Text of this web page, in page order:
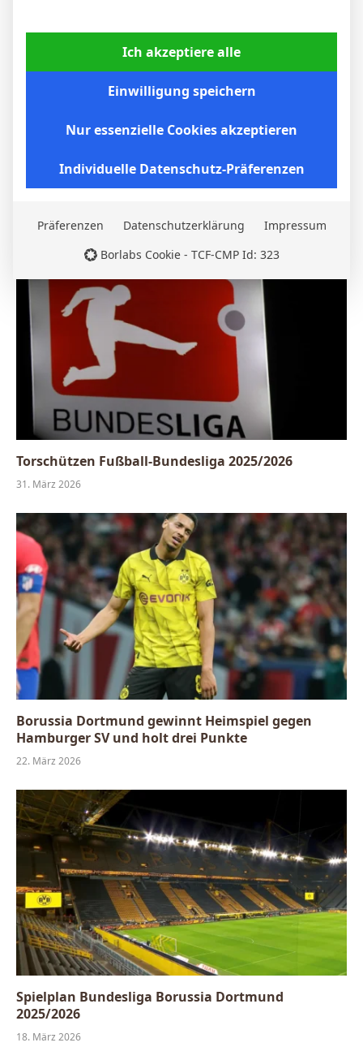
Borussia Dortmund gewinnt auch beim VfB
6. April 2026
Torschützen Fußball-Bundesliga 2025/2026
31. März 2026
Borussia Dortmund gewinnt Heimspiel gegen
Hamburger SV und holt drei Punkte
22. März 2026
Spielplan Bundesliga Borussia Dortmund
2025/2026
18. März 2026
Ich akzeptiere alle
Einwilligung speichern
Nur essenzielle Cookies akzeptieren
Individuelle Datenschutz-Präferenzen
Präferenzen Datenschutzerklärung
Impressum
Borlabs Cookie - TCF-CMP Id: 323